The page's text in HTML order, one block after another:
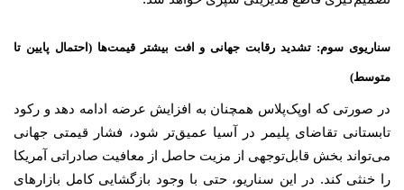
سناریوی سوم: تشدید رقابت جهانی و افت بیشتر قیمت‌ها (احتمال پایین تا
متوسط)
در صورتی که اوپک‌پلاس همچنان به افزایش عرضه ادامه دهد و رکود
تابستانی تقاضای پلیمر در آسیا عمیق‌تر شود، فشار قیمتی جهانی
می‌تواند بخش قابل‌توجهی از مزیت حاصل از معافیت صادراتی آمریکا
را خنثی کند. در این سناریو، حتی با وجود بازگشایی کامل بازارهای